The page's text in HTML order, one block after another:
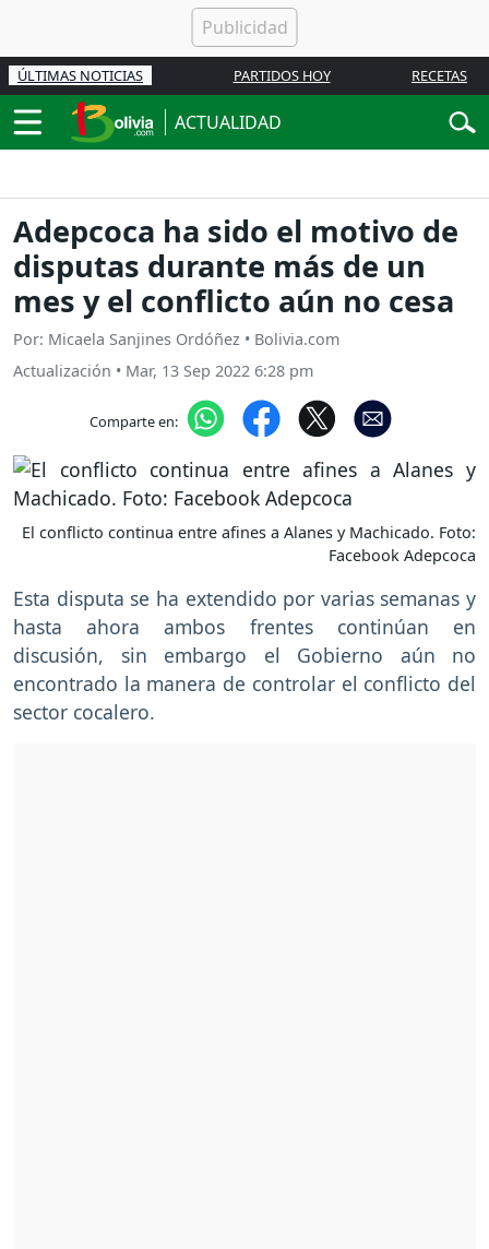
ÚLTIMAS NOTICIAS PARTIDOS HOY RECETAS
ACTUALIDAD
Adepcoca ha sido el motivo de
disputas durante más de un
mes y el conflicto aún no cesa
Por: Micaela Sanjines Ordóñez • Bolivia.com
Actualización • Mar, 13 Sep 2022 6:28 pm
Comparte en:
El conflicto continua entre afines a Alanes y Machicado. Foto:
Facebook Adepcoca
Esta disputa se ha extendido por varias semanas y
hasta ahora ambos frentes continúan en
discusión, sin embargo el Gobierno aún no
encontrado la manera de controlar el conflicto del
sector cocalero.